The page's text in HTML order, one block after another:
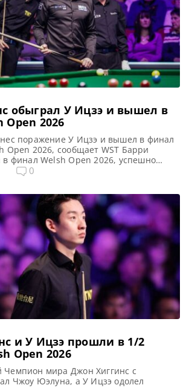
обыграл У Ицзэ и вышел в
2026
поражение У Ицзэ и вышел в финал
Open 2026, сообщает WST Барри
в финал Welsh Open 2026, успешно
Ицзэ. Англичанин одержал победу со
впечатляющий камбэк, сравняв счет
0
и У Ицзэ прошли в 1/2
Open 2026
Чемпион мира Джон Хиггинс с
Чжоу Юэлуна, а У Ицзэ одолел